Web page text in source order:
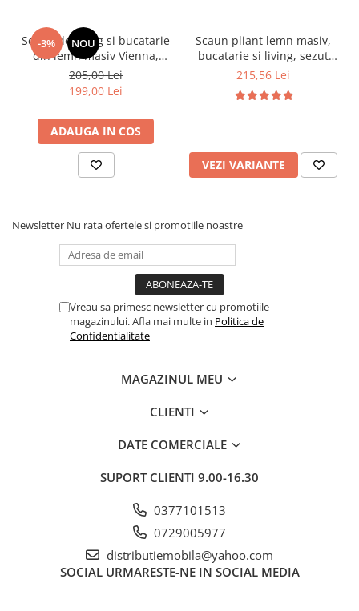
-3% NOU
Scaun de living si bucatarie
din lemn masiv Vienna,
tapiterie stofa,100 kg,
94x49x40 cm, nuc/bej
205,00 Lei
199,00 Lei
ADAUGA IN COS
Scaun pliant lemn masiv,
bucatarie si living, sezut
tapitat cu piele ecologica,
215,56 Lei
VEZI VARIANTE
Newsletter Nu rata ofertele si promotiile noastre
Vreau sa primesc newsletter cu promotiile
magazinului. Afla mai multe in Politica de
Confidentialitate
MAGAZINUL MEU
CLIENTI
DATE COMERCIALE
SUPORT CLIENTI 9.00-16.30
0377101513
0729005977
distributiemobila@yahoo.com
SOCIAL URMARESTE-NE IN SOCIAL MEDIA